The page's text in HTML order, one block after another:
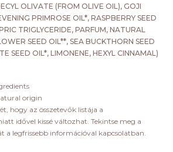
OLIVATE (FROM OLIVE OIL), GOJI
PRIMROSE OIL*, RASPBERRY SEED
TRIGLYCERIDE, PARFUM, NATURAL
SEED OIL**, SEA BUCKTHORN SEED
SEED OIL*, LIMONENE, HEXYL CINNAMAL)
origin
hogy az összetevők listája a
idővel kissé változhat. Tekintse meg a
a legfrissebb információval kapcsolatban.